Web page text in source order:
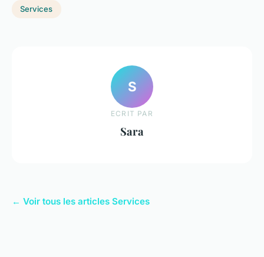
Services
S
ECRIT PAR
Sara
← Voir tous les articles Services